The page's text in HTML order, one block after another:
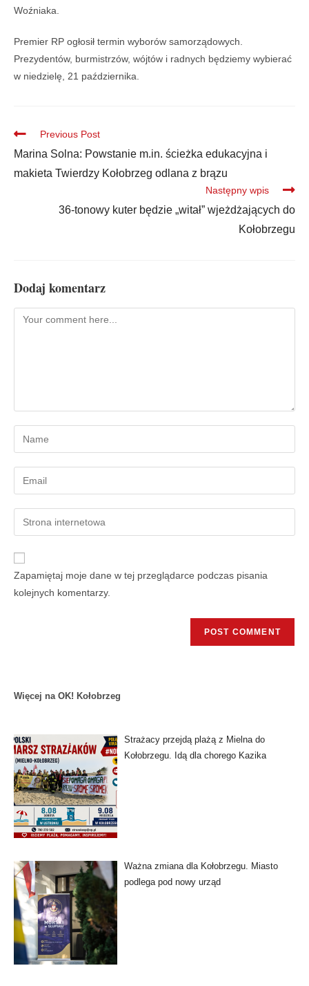
Woźniaka.
Premier RP ogłosił termin wyborów samorządowych.
Prezydentów, burmistrzów, wójtów i radnych będziemy wybierać
w niedzielę, 21 października.
Previous Post
Marina Solna: Powstanie m.in. ścieżka edukacyjna i
makieta Twierdzy Kołobrzeg odlana z brązu
Następny wpis
36-tonowy kuter będzie „witał” wjeżdżających do
Kołobrzegu
Dodaj komentarz
Zapamiętaj moje dane w tej przeglądarce podczas pisania
kolejnych komentarzy.
Więcej na OK! Kołobrzeg
Strażacy przejdą plażą z Mielna do
Kołobrzegu. Idą dla chorego Kazika
Ważna zmiana dla Kołobrzegu. Miasto
podlega pod nowy urząd